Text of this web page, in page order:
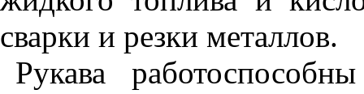
сварки и резки металлов.
Рукава